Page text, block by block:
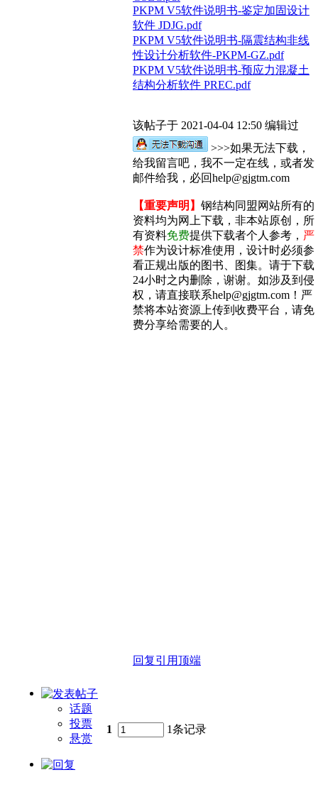
PKPM V5软件说明书-鉴定加固设计
软件 JDJG.pdf
PKPM V5软件说明书-隔震结构非线
性设计分析软件-PKPM-GZ.pdf
PKPM V5软件说明书-预应力混凝土
结构分析软件 PREC.pdf
该帖子于 2021-04-04 12:50 编辑过
>>>如果无法下载，
给我留言吧，我不一定在线，或者发
邮件给我，必回help@gjgtm.com
【重要声明】 钢结构同盟网站所有的
资料均为网上下载，非本站原创，所
有资料免费提供下载者个人参考， 严
禁作为设计标准使用，设计时必须参
看正规出版的图书、图集。请于下载
24小时之内删除，谢谢。如涉及到侵
权，请直接联系help@gjgtm.com！严
禁将本站资源上传到收费平台，请免
费分享给需要的人。
回复引用顶端
话题
投票
悬赏
1 1条记录